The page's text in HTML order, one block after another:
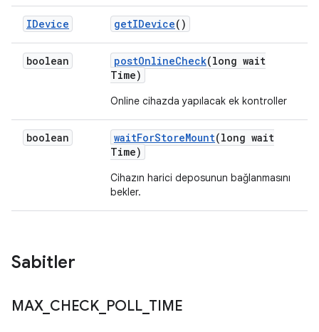
IDevice getIDevice()
boolean postOnlineCheck(long wait
Time)
Online cihazda yapılacak ek kontroller
boolean waitForStoreMount(long wait
Time)
Cihazın harici deposunun bağlanmasını
bekler.
Sabitler
MAX_ CHECK_ POLL_ TIME